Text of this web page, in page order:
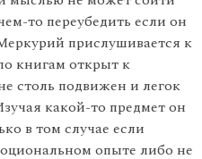
то переубедить если он
прислушивается к
книгам открыт к
столь подвижен и легок
какой-то предмет он
в том случае если
опыте либо не